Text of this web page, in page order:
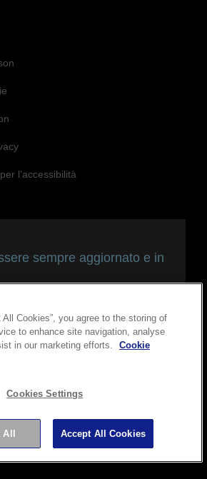
l’accessibilità
sempre aggiornato e in
Seiko Epson Corporation. Tutti i diritti
riservati.
All Cookies”, you agree to the storing of
to enhance site navigation, analyse
in our marketing efforts.
Cookie
Cookies Settings
Accept All Cookies